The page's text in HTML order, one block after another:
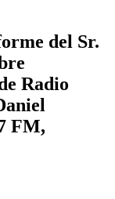
del Sr.
Radio
FM,